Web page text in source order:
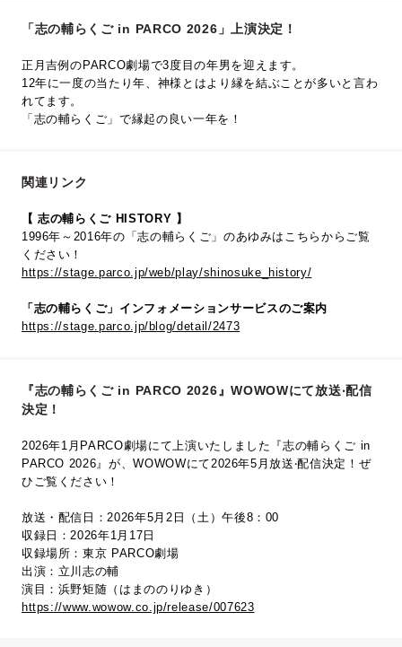
「志の輔らくご in PARCO 2026」上演決定！
正月吉例のPARCO劇場で3度目の年男を迎えます。
12年に一度の当たり年、神様とはより縁を結ぶことが多いと言わ
れてます。
「志の輔らくご」で縁起の良い一年を！
関連リンク
【 志の輔らくご HISTORY 】
1996年～2016年の「志の輔らくご」のあゆみはこちらからご覧
ください！
https://stage.parco.jp/web/play/shinosuke_history/
「志の輔らくご」インフォメーションサービスのご案内
https://stage.parco.jp/blog/detail/2473
『志の輔らくご in PARCO 2026』WOWOWにて放送‧配信
決定！
2026年1月PARCO劇場にて上演いたしました『志の輔らくご in
PARCO 2026』が、WOWOWにて2026年5⽉放送‧配信決定！ぜ
ひご覧ください！
放送・配信日：2026年5月2日（土）午後8：00
収録日：2026年1月17日
収録場所：東京 PARCO劇場
出演：立川志の輔
演目：浜野矩随（はまののりゆき）
https://www.wowow.co.jp/release/007623